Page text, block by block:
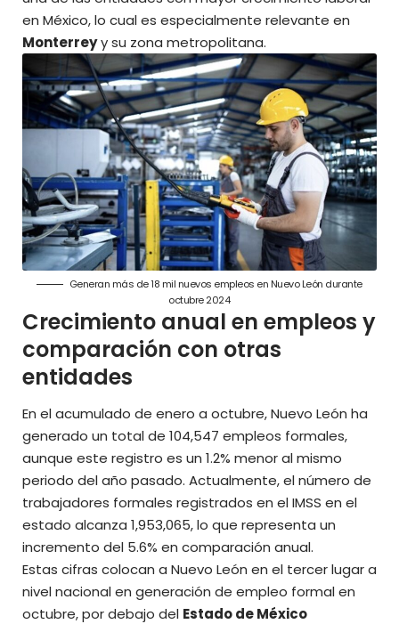
en México, lo cual es especialmente relevante en
Monterreyy su zona metropolitana.
Generan más de 18 mil nuevos empleos en Nuevo León durante
octubre 2024
Crecimiento anual en empleos y
comparación con otras
entidades
En el acumulado de enero a octubre, Nuevo León ha
generado un total de 104,547 empleos formales,
aunque este registro es un 1.2% menor al mismo
periodo del año pasado. Actualmente, el número de
trabajadores formales registrados en el IMSS en el
estado alcanza 1,953,065, lo que representa un
incremento del 5.6% en comparación anual.
Estas cifras colocan a Nuevo León en el tercer lugar a
nivel nacional en generación de empleo formal en
octubre, por debajo del Estado de México